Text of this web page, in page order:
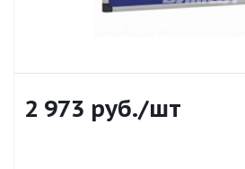
2 973 руб./шт